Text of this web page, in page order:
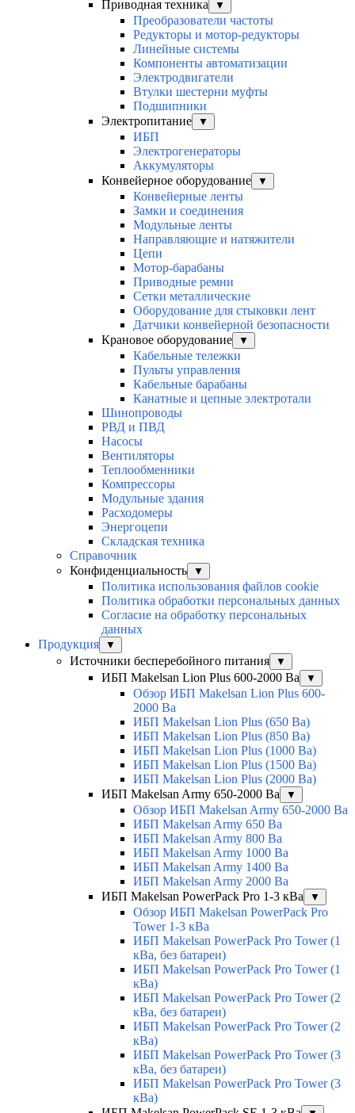
Приводная техника
▼
Преобразователи частоты
Редукторы и мотор-редукторы
Линейные системы
Компоненты автоматизации
Электродвигатели
Втулки шестерни муфты
Подшипники
Электропитание
▼
ИБП
Электрогенераторы
Аккумуляторы
Конвейерное оборудование
▼
Конвейерные ленты
Замки и соединения
Модульные ленты
Направляющие и натяжители
Цепи
Мотор-барабаны
Приводные ремни
Сетки металлические
Оборудование для стыковки лент
Датчики конвейерной безопасности
Крановое оборудование
▼
Кабельные тележки
Пульты управления
Кабельные барабаны
Канатные и цепные электротали
Шинопроводы
РВД и ПВД
Насосы
Вентиляторы
Теплообменники
Компрессоры
Модульные здания
Расходомеры
Энергоцепи
Складская техника
Справочник
Конфиденциальность
▼
Политика использования файлов cookie
Политика обработки персональных данных
Согласие на обработку персональных
данных
Продукция
▼
Источники бесперебойного питания ▼
ИБП Makelsan Lion Plus 600-2000 Ва ▼
Обзор ИБП Makelsan Lion Plus 600-
2000 Вa
ИБП Makelsan Lion Plus (650 Ва)
ИБП Makelsan Lion Plus (850 Ва)
ИБП Makelsan Lion Plus (1000 Ва)
ИБП Makelsan Lion Plus (1500 Ва)
ИБП Makelsan Lion Plus (2000 Ва)
ИБП Makelsan Army 650-2000 Ва
▼
Обзор ИБП Makelsan Army 650-2000 Ва
ИБП Makelsan Army 650 Ва
ИБП Makelsan Army 800 Ва
ИБП Makelsan Army 1000 Ва
ИБП Makelsan Army 1400 Ва
ИБП Makelsan Army 2000 Ва
ИБП Makelsan PowerPack Pro 1-3 кВа
▼
Обзор ИБП Makelsan PowerPack Pro
Tower 1-3 кВа
ИБП Makelsan PowerPack Pro Tower (1
кВа, без батареи)
ИБП Makelsan PowerPack Pro Tower (1
кВа)
ИБП Makelsan PowerPack Pro Tower (2
кВа, без батареи)
ИБП Makelsan PowerPack Pro Tower (2
кВа)
ИБП Makelsan PowerPack Pro Tower (3
кВа, без батареи)
ИБП Makelsan PowerPack Pro Tower (3
кВа)